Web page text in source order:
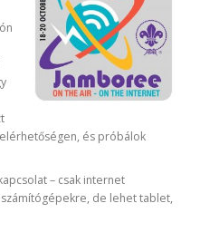
és próbálok
– csak internet
de lehet tablet,